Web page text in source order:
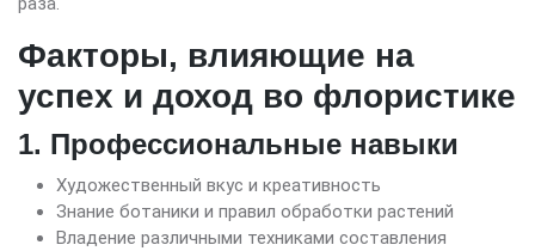
Факторы, влияющие на
успех и доход во флористике
1. Профессиональные навыки
Художественный вкус и креативность
Знание ботаники и правил обработки растений
Владение различными техниками составления